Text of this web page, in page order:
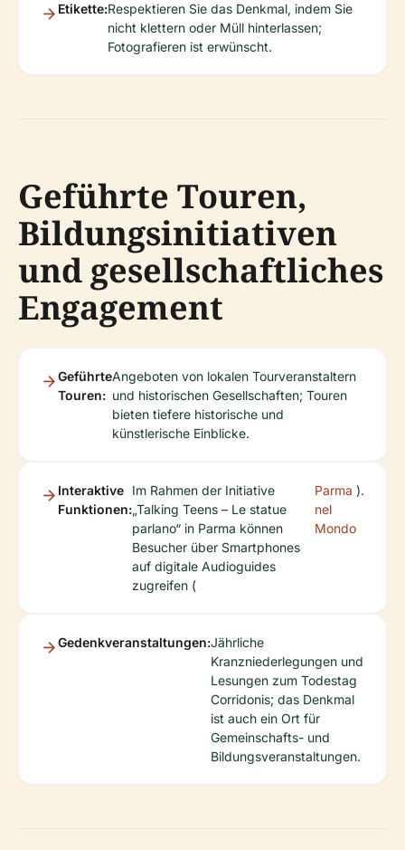
Etikette:Respektieren Sie das Denkmal, indem Sie
nicht klettern oder Müll hinterlassen;
Fotografieren ist erwünscht.
Geführte Touren,
Bildungsinitiativen
und gesellschaftliches
Engagement
Geführte
Touren:
Angeboten von lokalen Tourveranstaltern
und historischen Gesellschaften; Touren
bieten tiefere historische und
künstlerische Einblicke.
Interaktive
Funktionen:
Im Rahmen der Initiative
„Talking Teens – Le statue
parlano“ in Parma können
Besucher über Smartphones
auf digitale Audioguides
zugreifen (
Parma
nel
Mondo
).
Gedenkveranstaltungen:Jährliche
Kranzniederlegungen und
Lesungen zum Todestag
Corridonis; das Denkmal
ist auch ein Ort für
Gemeinschafts- und
Bildungsveranstaltungen.